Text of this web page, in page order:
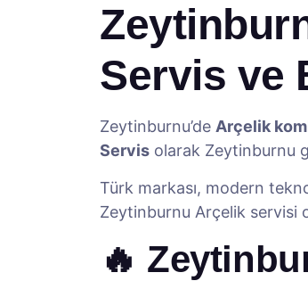
Servis ve
Zeytinburnu’de Arçelik
Servis olarak Zeytinburnu
Türk markası, modern
Zeytinburnu Arçelik servisi
🔥